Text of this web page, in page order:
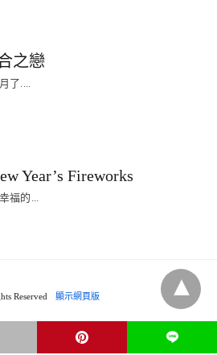
之戀
了....
Year’s Fireworks
福的...
Reserved 顯示網頁版
L